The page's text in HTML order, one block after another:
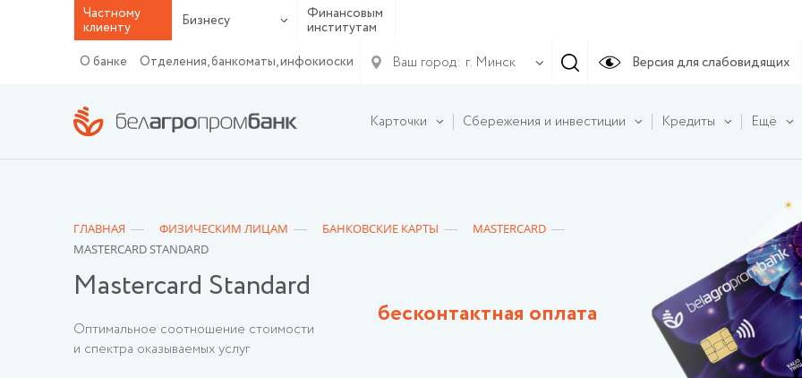
Частному
клиенту
Бизнесу
Финансовым
институтам
О банке
Отделения, банкоматы, инфокиоски Ваш город: г. Минск Версия для слабовидящих
Карточки Сбережения и инвестиции Кредиты Ещё
ГЛАВНАЯ ФИЗИЧЕСКИМ ЛИЦАМ БАНКОВСКИЕ КАРТЫ
MASTERCARD
MASTERCARD STANDARD
Mastercard Standard
Оптимальное соотношение стоимости
и спектра оказываемых услуг
бесконтактная оплата